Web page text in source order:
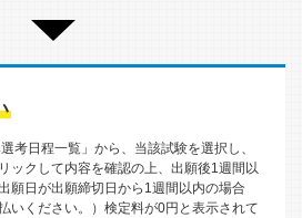
考日程一覧」から、当該試験を選択し、
ックして内容を確認の上、出願後1週間以
願日が出願締切日から1週間以内の場合
いください。）検定料が0円と表示されて